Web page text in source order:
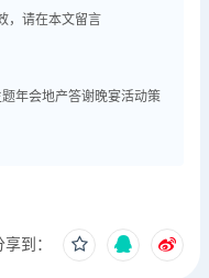
，请在本文留言
年会地产答谢晚宴活动策
享到：